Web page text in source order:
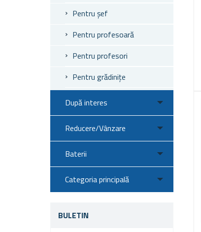
Pentru șef
Pentru profesoară
Pentru profesori
Pentru grădinițe
După interes
Reducere/Vânzare
Baterii
Categoria principală
BULETIN